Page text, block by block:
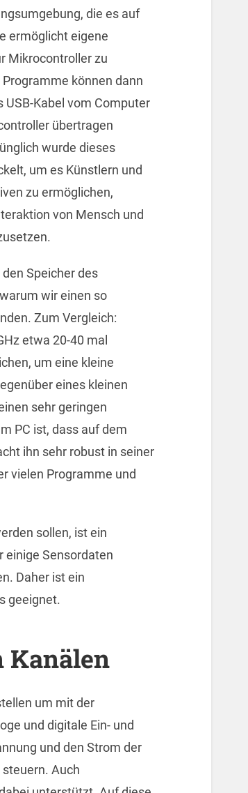
die es auf
ermöglicht eigene
Mikrocontroller zu
können dann
Kabel vom Computer
übertragen
wurde dieses
um es Künstlern und
zu ermöglichen,
von Mensch und
Speicher des
wir einen so
Zum Vergleich:
etwa 20-40 mal
um eine kleine
eines kleinen
sehr geringen
PC ist, dass auf dem
ihn sehr robust in seiner
vielen Programme und
sollen, ist ein
einige Sensordaten
Daher ist ein
geeignet.
Kanälen
um mit der
und digitale Ein- und
und den Strom der
Auch